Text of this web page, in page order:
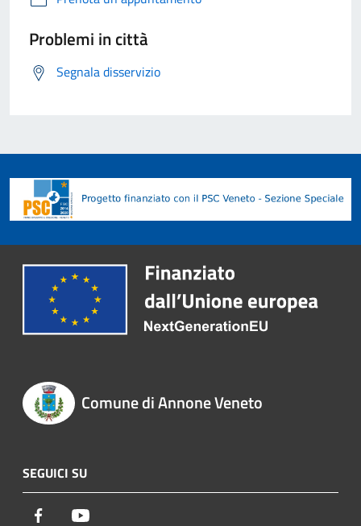
Problemi in città
Segnala disservizio
Comune di Annone Veneto
SEGUICI SU
Facebook